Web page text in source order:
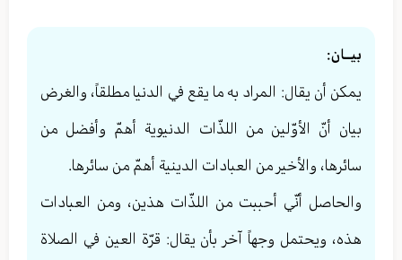
بيــان:
يمكن أن يقال: المراد به ما يقع في الدنيا مطلقاً، والغرض
بيان أنّ الأوّلين من اللذّات الدنيوية أهمّ وأفضل من
سائرها، والأخير من العبادات الدينية أهمّ من سائرها.
والحاصل أنّي أحببت من اللذّات هذين، ومن العبادات
هذه، ويحتمل وجهاً آخر بأن يقال: قرّة العين في الصلاة